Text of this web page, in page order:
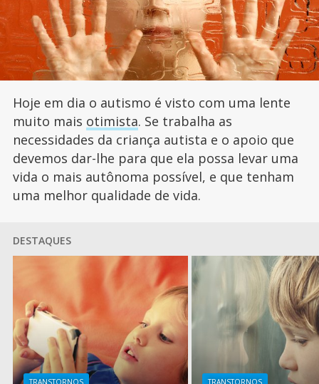
Hoje em dia o autismo é visto com uma lente
muito mais otimista. Se trabalha as
necessidades da criança autista e o apoio que
devemos dar-lhe para que ela possa levar uma
vida o mais autônoma possível, e que tenham
uma melhor qualidade de vida.
DESTAQUES
TRANSTORNOS TRANSTORNOS